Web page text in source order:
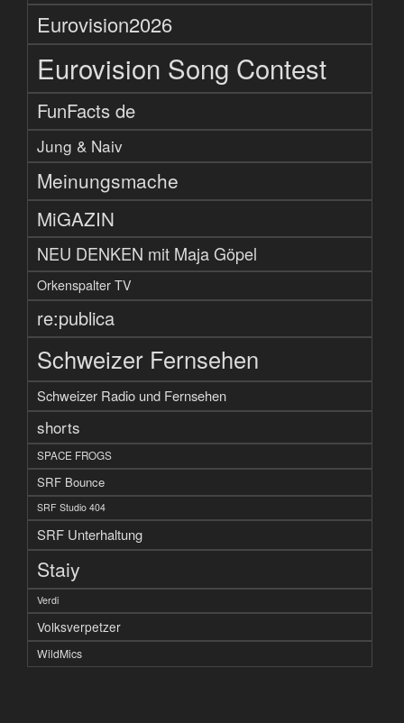
Eurovision2026
Eurovision Song Contest
FunFacts de
Jung & Naiv
Meinungsmache
MiGAZIN
NEU DENKEN mit Maja Göpel
Orkenspalter TV
re:publica
Schweizer Fernsehen
Schweizer Radio und Fernsehen
shorts
SPACE FROGS
SRF Bounce
SRF Studio 404
SRF Unterhaltung
Staiy
Verdi
Volksverpetzer
WildMics